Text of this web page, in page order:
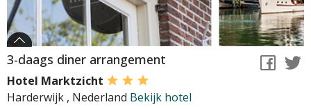
3-daags diner arrangement
Hotel Marktzicht
Harderwijk , Nederland Bekijk hotel